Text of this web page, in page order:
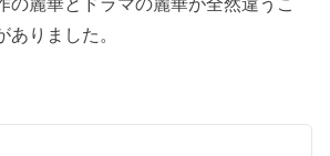
ありました。